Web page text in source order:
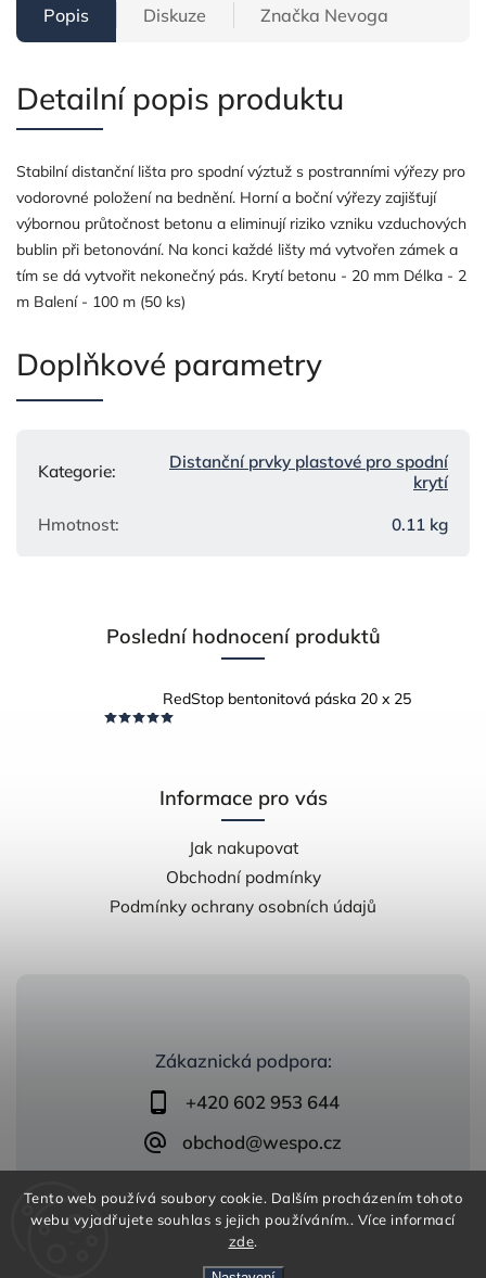
Tento web používá soubory cookie. Dalším procházením tohoto
webu vyjadřujete souhlas s jejich používáním.. Více informací
zde.
Popis Diskuze Značka Nevoga
Detailní popis produktu
Stabilní distanční lišta pro spodní výztuž s postranními výřezy pro
vodorovné položení na bednění. Horní a boční výřezy zajišťují
výbornou průtočnost betonu a eliminují riziko vzniku vzduchových
bublin při betonování. Na konci každé lišty má vytvořen zámek a
tím se dá vytvořit nekonečný pás. Krytí betonu - 20 mm Délka - 2
m Balení - 100 m (50 ks)
Doplňkové parametry
Kategorie:
Distanční prvky plastové pro spodní
krytí
Hmotnost: 0.11 kg
Zákaznická podpora:
+420 602 953 644
obchod@wespo.cz
Poslední hodnocení produktů
RedStop bentonitová páska 20 x 25
Informace pro vás
Jak nakupovat
Obchodní podmínky
Podmínky ochrany osobních údajů